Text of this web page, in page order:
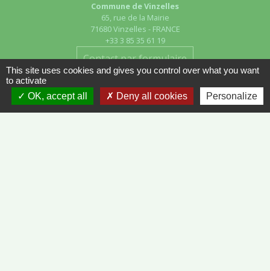
Commune de Vinzelles
65, rue de la Mairie
71680 Vinzelles - FRANCE
+33 3 85 35 61 19
Contact par formulaire
This site uses cookies and gives you control over what you want
to activate
OK, accept all
Deny all cookies Personalize